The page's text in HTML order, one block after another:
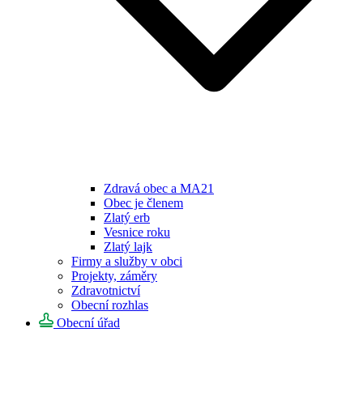
Zdravá obec a MA21
Obec je členem
Zlatý erb
Vesnice roku
Zlatý lajk
Firmy a služby v obci
Projekty, záměry
Zdravotnictví
Obecní rozhlas
Obecní úřad